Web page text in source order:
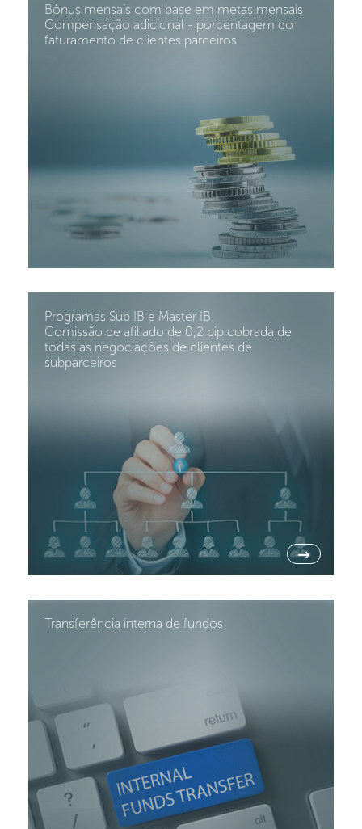
Bônus mensais com base em metas mensais
Compensação adicional - porcentagem do
faturamento de clientes parceiros
Programas Sub IB e Master IB
Comissão de afiliado de 0,2 pip cobrada de
todas as negociações de clientes de
subparceiros
→
Transferência interna de fundos